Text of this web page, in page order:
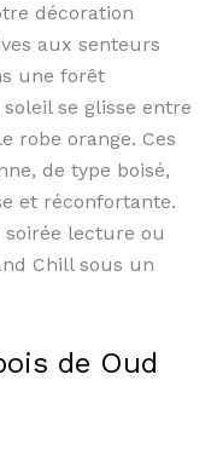
décoration
aux senteurs
une forêt
se glisse entre
robe orange. Ces
de type boisé,
et réconfortante.
lecture ou
Chill sous un
de Oud